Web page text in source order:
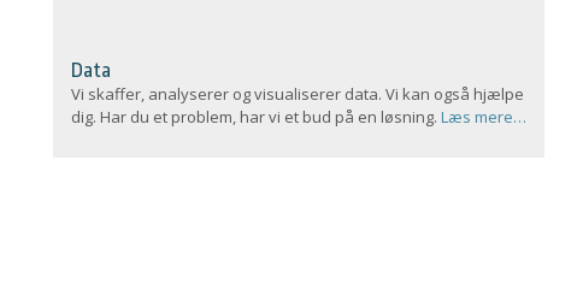
Data
Vi skaffer, analyserer og visualiserer data. Vi kan også hjælpe
dig. Har du et problem, har vi et bud på en løsning. Læs mere…